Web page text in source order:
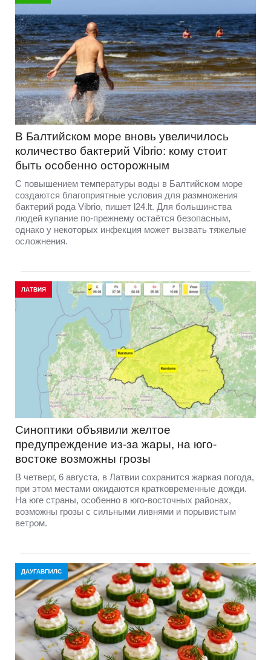
В Балтийском море вновь увеличилось
количество бактерий Vibrio: кому стоит
быть особенно осторожным
С повышением температуры воды в Балтийском море
создаются благоприятные условия для размножения
бактерий рода Vibrio, пишет l24.lt. Для большинства
людей купание по-прежнему остаётся безопасным,
однако у некоторых инфекция может вызвать тяжелые
осложнения.
ЛАТВИЯ
Синоптики объявили желтое
предупреждение из-за жары, на юго-
востоке возможны грозы
В четверг, 6 августа, в Латвии сохранится жаркая погода,
при этом местами ожидаются кратковременные дожди.
На юге страны, особенно в юго-восточных районах,
возможны грозы с сильными ливнями и порывистым
ветром.
ДАУГАВПИЛС